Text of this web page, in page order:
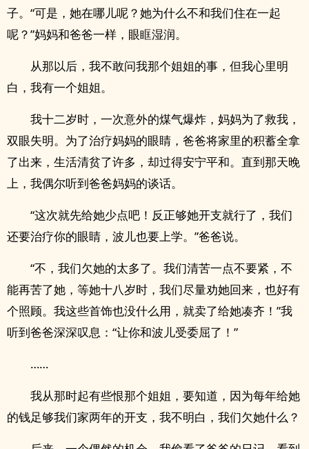
子。“可是，她在哪儿呢？她为什么不和我们住在一起
呢？”妈妈和爸爸一样，眼眶湿润。
从那以后，我不敢问我那个姐姐的事，但我心里明
白，我有一个姐姐。
我十二岁时，一次意外的煤气爆炸，妈妈为了救我，
双眼失明。为了治疗妈妈的眼睛，爸爸将家里的积蓄全拿
了出来，生活清贫了许多，却过得安宁平和。直到那天晚
上，我偶尔听到爸爸妈妈的谈话。
“这次就先给她少点吧！反正够她开支就行了，我们
还要治疗你的眼睛，波儿也要上学。”爸爸说。
“不，我们欠她的太多了。我们清苦一点不要紧，不
能再苦了她，等她十八岁时，我们尽量劝她回来，也好有
个照顾。我这些首饰也没什么用，就卖了给她凑齐！”我
听到爸爸深深叹息：“让你和波儿受委屈了！”
……
我从那时起有些恨那个姐姐，要知道，因为每年给她
的钱足够我们家两年的开支，我不明白，我们欠她什么？